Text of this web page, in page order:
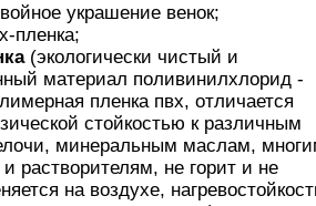
украшение венок;
пленка;
(экологически чистый и
материал поливинилхлорид -
пленка пвх, отличается
стойкостью к различным
минеральным маслам,
растворителям, не горит и не
на воздухе,